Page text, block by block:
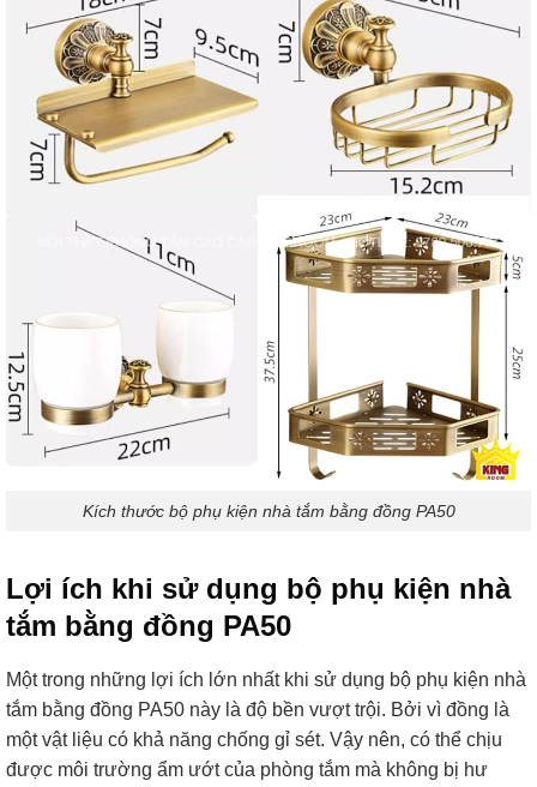
Kích thước bộ phụ kiện nhà tắm bằng đồng PA50
Lợi ích khi sử dụng bộ phụ kiện nhà
tắm bằng đồng PA50
Một trong những lợi ích lớn nhất khi sử dụng bộ phụ kiện nhà
tắm bằng đồng PA50 này là độ bền vượt trội. Bởi vì đồng là
một vật liệu có khả năng chống gỉ sét. Vậy nên, có thể chịu
được môi trường ẩm ướt của phòng tắm mà không bị hư